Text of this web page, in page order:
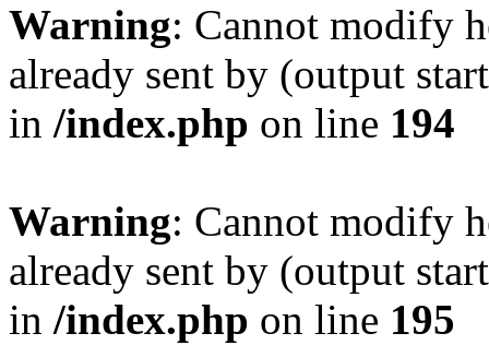
Warning: Cannot modify
already sent by (output
in /index.php on line 194
Warning: Cannot modify
already sent by (output
in /index.php on line 195